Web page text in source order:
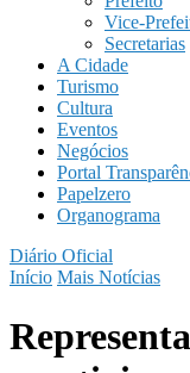
Vice-
Secretarias
A Cidade
Turismo
Cultura
Eventos
Negócios
Portal
Papelzero
Organograma
Diário Oficial
Início Mais Notícias